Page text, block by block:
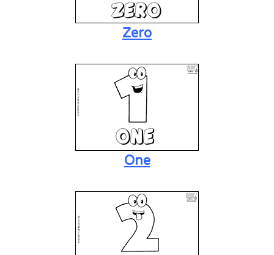
Zero
One